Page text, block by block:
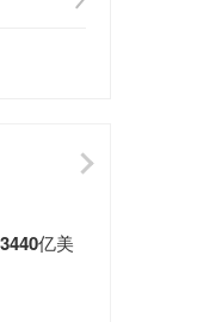
亿美